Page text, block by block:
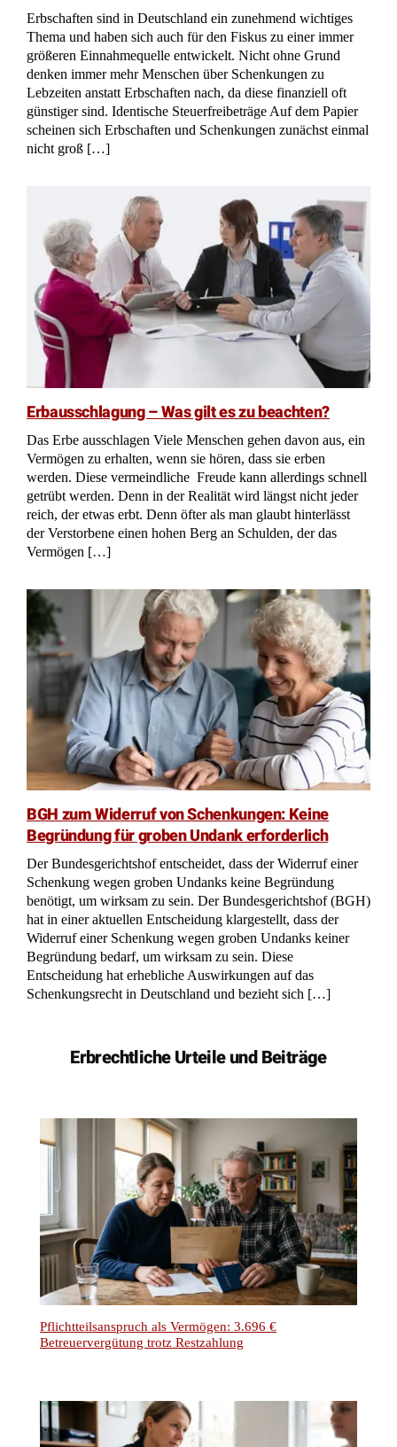
Erbschaften sind in Deutschland ein zunehmend wichtiges
Thema und haben sich auch für den Fiskus zu einer immer
größeren Einnahmequelle entwickelt. Nicht ohne Grund
denken immer mehr Menschen über Schenkungen zu
Lebzeiten anstatt Erbschaften nach, da diese finanziell oft
günstiger sind. Identische Steuerfreibeträge Auf dem Papier
scheinen sich Erbschaften und Schenkungen zunächst einmal
nicht groß […]
Erbausschlagung – Was gilt es zu beachten?
Das Erbe ausschlagen Viele Menschen gehen davon aus, ein
Vermögen zu erhalten, wenn sie hören, dass sie erben
werden. Diese vermeindliche Freude kann allerdings schnell
getrübt werden. Denn in der Realität wird längst nicht jeder
reich, der etwas erbt. Denn öfter als man glaubt hinterlässt
der Verstorbene einen hohen Berg an Schulden, der das
Vermögen […]
BGH zum Widerruf von Schenkungen: Keine
Begründung für groben Undank erforderlich
Der Bundesgerichtshof entscheidet, dass der Widerruf einer
Schenkung wegen groben Undanks keine Begründung
benötigt, um wirksam zu sein. Der Bundesgerichtshof (BGH)
hat in einer aktuellen Entscheidung klargestellt, dass der
Widerruf einer Schenkung wegen groben Undanks keiner
Begründung bedarf, um wirksam zu sein. Diese
Entscheidung hat erhebliche Auswirkungen auf das
Schenkungsrecht in Deutschland und bezieht sich […]
Erbrechtliche Urteile und Beiträge
Pflichtteilsanspruch als Vermögen: 3.696 €
Betreuervergütung trotz Restzahlung